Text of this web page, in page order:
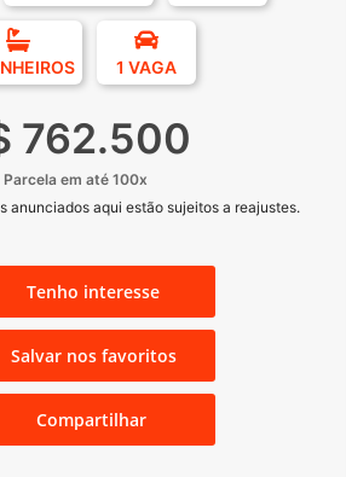
1 VAGA
762.500
Parcela em até 100x
anunciados aqui estão sujeitos a reajustes.
Tenho interesse
Salvar nos favoritos
Compartilhar